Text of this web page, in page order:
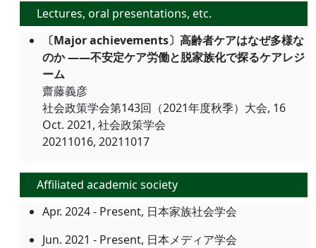
Lectures, oral presentations, etc.
〔Major achievements〕高齢者ケアはなぜ多様な
のか ――不安定ケア労働と脱家族化で探るケアレジ
ーム
齋藤義彦
社会政策学会第143回（2021年度秋季）大会, 16
Oct. 2021, 社会政策学会
20211016, 20211017
Affiliated academic society
Apr. 2024 - Present, 日本家族社会学会
Jun. 2021 - Present, 日本メディア学会